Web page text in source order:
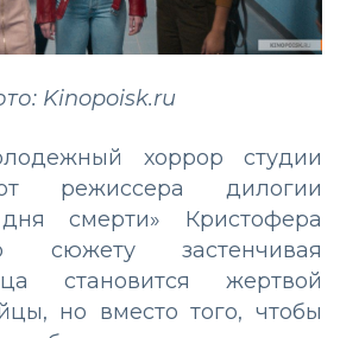
Kinopoisk.ru
хоррор студии
режиссера дилогии
дня смерти» Кристофера
сюжету застенчивая
становится жертвой
но вместо того, чтобы